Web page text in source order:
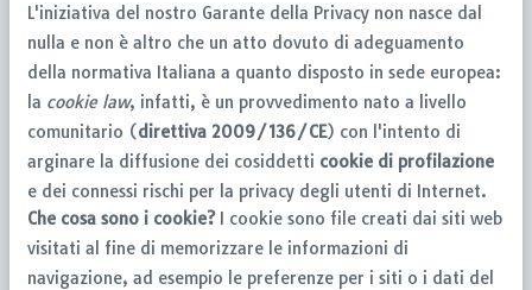
L'iniziativa del nostro Garante della Privacy non nasce dal
nulla e non è altro che un atto dovuto di adeguamento
della normativa Italiana a quanto disposto in sede europea:
la cookie law, infatti, è un provvedimento nato a livello
comunitario (direttiva 2009/136/CE) con l'intento di
arginare la diffusione dei cosiddetti cookie di profilazione
e dei connessi rischi per la privacy degli utenti di Internet.
Che cosa sono i cookie? I cookie sono file creati dai siti web
visitati al fine di memorizzare le informazioni di
navigazione, ad esempio le preferenze per i siti o i dati del